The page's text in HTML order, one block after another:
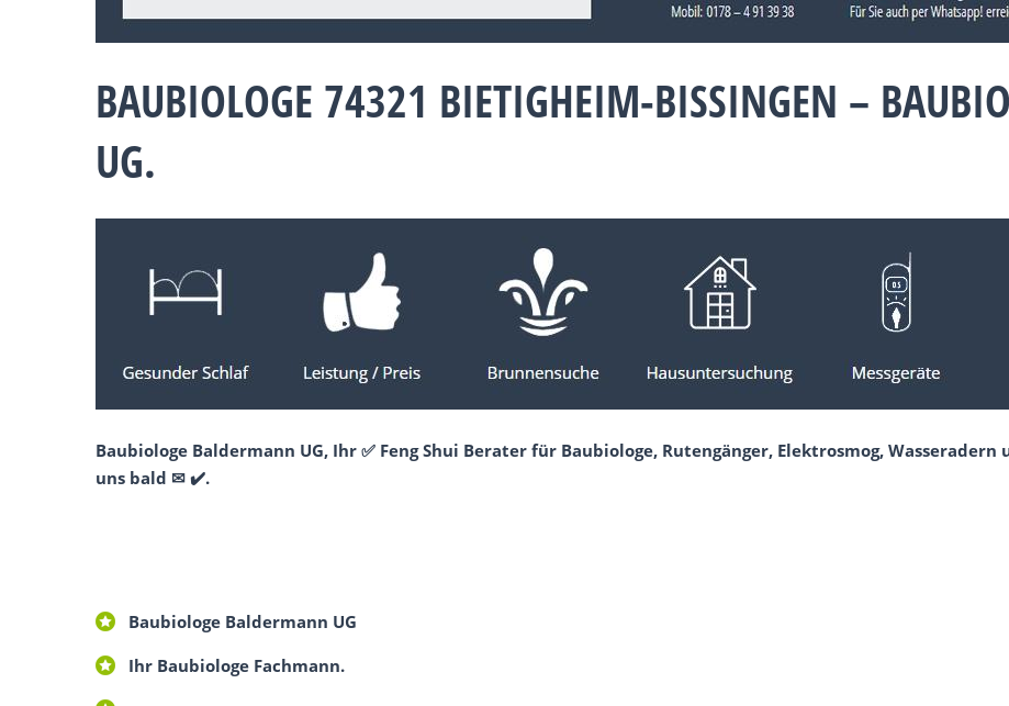
BAUBIOLOGE 74321 BIETIGHEIM-BISSINGEN –
UG.
Baubiologe Baldermann UG, Ihr ✅ Feng Shui Berater für Baubiologe, Rutengänger, Elektrosmog,
uns bald ✉ ✔️.
Baubiologe Baldermann UG
Ihr Baubiologe Fachmann.